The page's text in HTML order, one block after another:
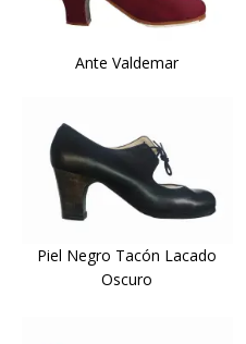
Ante Valdemar
Piel Negro Tacón Lacado
Oscuro